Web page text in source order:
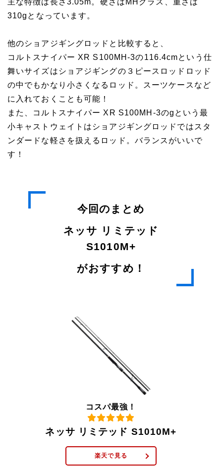
主な特徴は長さ3.05m。硬さはMHクラス、重さは
310gとなっています。
他のショアジギングロッドと比較すると、
コルトスナイパー XR S100MH-3の116.4cmという仕
舞いサイズはショアジギングの３ピースロッドロッド
の中でもかなり小さくなるロッド。スーツケースなど
に入れておくことも可能！
また、コルトスナイパー XR S100MH-3のgという最
小キャストウェイトはショアジギングロッドではスタ
ンダードな軽さを扱えるロッド。バランスがいいで
す！
今回のまとめ
ネッサ リミテッド
S1010M+
がおすすめ！
コスパ最強！
ネッサ リミテッド S1010M+
楽天で見る